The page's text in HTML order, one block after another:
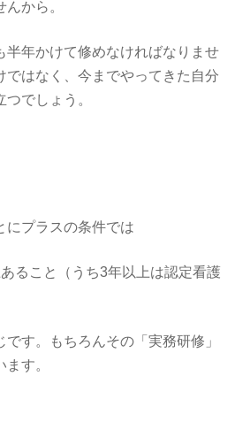
から。
半年かけて修めなければなりませ
ではなく、今までやってきた自分
でしょう。
にプラスの条件では
ること（うち3年以上は認定看護
す。もちろんその「実務研修」
す。